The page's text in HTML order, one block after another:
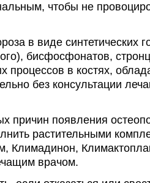
чтобы не
в виде синтетических
бисфосфонатов,
процессов в костях,
без консультации
причин появления
растительными
Климадинон,
врачом.